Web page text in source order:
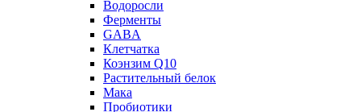
Водоросли
Ферменты
GABA
Клетчатка
Коэнзим Q10
Растительный белок
Мака
Пробиотики